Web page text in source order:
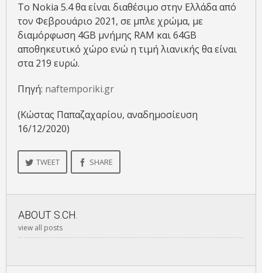
Το Nokia 5.4 θα είναι διαθέσιμο στην Ελλάδα από
τον Φεβρουάριο 2021, σε μπλε χρώμα, με
διαμόρφωση 4GB μνήμης RAM και 64GB
αποθηκευτικό χώρο ενώ η τιμή λιανικής θα είναι
στα 219 ευρώ.
Πηγή: naftemporiki.gr
(Κώστας Παπαζαχαρίου, αναδημοσίευση
16/12/2020)
TWEET SHARE
ABOUT S.CH.
view all posts